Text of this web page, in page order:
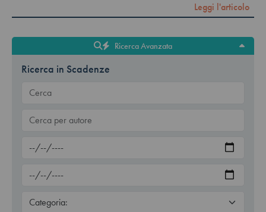
Leggi l'articolo
Ricerca Avanzata
Ricerca in Scadenze